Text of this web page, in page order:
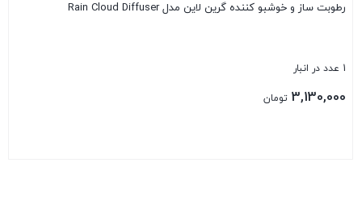
رطوبت ساز و خوشبو کننده گرین لاین مدل Rain Cloud Diffuser
1 عدد در انبار
3,130,000 تومان